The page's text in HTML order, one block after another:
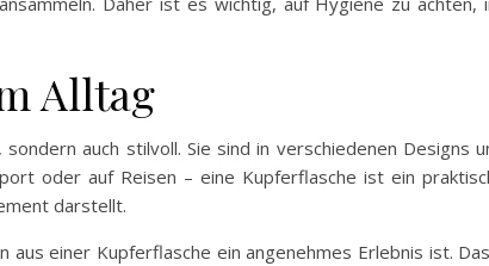
Alltag
auch stilvoll. Sie sind in verschiedenen Designs
oder auf Reisen – eine Kupferflasche ist ein
darstellt.
aus einer Kupferflasche ein angenehmes Erlebnis ist.